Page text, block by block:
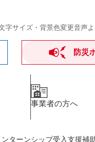
字サイズ・背景色変更音声
防災
事業者の方へ
ターンシップ受入支援補